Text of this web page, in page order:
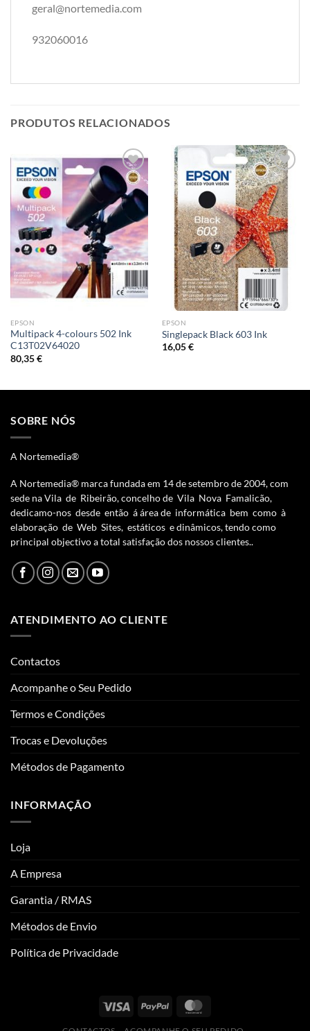
geral@nortemedia.com
932060016
PRODUTOS RELACIONADOS
Adicionar
á lista de
desejos
EPSON
Multipack 4-colours 502 Ink
C13T02V64020
80,35€
Adicionar
á lista de
desejos
EPSON
Singlepack Black 603 Ink
16,05€
SOBRE NÓS
A Nortemedia®
A Nortemedia® marca fundada em 14 de setembro de 2004, com
sede na Vila de Ribeirão, concelho de Vila Nova Famalicão,
dedicamo-nos desde então á área de informática bem como à
elaboração de Web Sites, estáticos e dinâmicos, tendo como
principal objectivo a total satisfação dos nossos clientes..
ATENDIMENTO AO CLIENTE
Contactos
Acompanhe o Seu Pedido
Termos e Condições
Trocas e Devoluções
Métodos de Pagamento
INFORMAÇÃO
Loja
A Empresa
Garantia / RMAS
Métodos de Envio
Política de Privacidade